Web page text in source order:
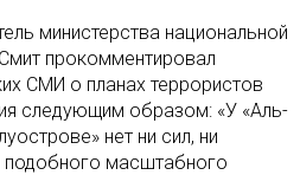
министерства национальной
прокомментировал
СМИ о планах террористов
следующим образом: «У «Аль-
нет ни сил, ни
подобного масштабного